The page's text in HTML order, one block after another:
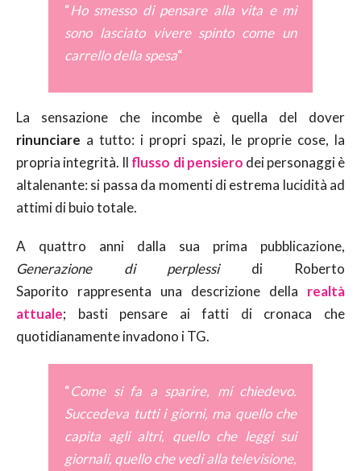
“Ho smesso di pensare alla vita e mi
sono lasciato vivere spinto come un
carrello della spesa“
La sensazione che incombe è quella del dover
rinunciare a tutto: i propri spazi, le proprie cose, la
propria integrità. Il flusso di pensiero dei personaggi è
altalenante: si passa da momenti di estrema lucidità ad
attimi di buio totale.
A quattro anni dalla sua prima pubblicazione,
Generazione di perplessidi Roberto
Saporito rappresenta una descrizione della realtà
attuale; basti pensare ai fatti di cronaca che
quotidianamente invadono i TG.
“Come si fa a sparire, mi chiedevo.
Succedeva tutti i giorni, ma quello che
capita agli altri, quello che leggi sui
giornali, quello che vedi alla televisione,